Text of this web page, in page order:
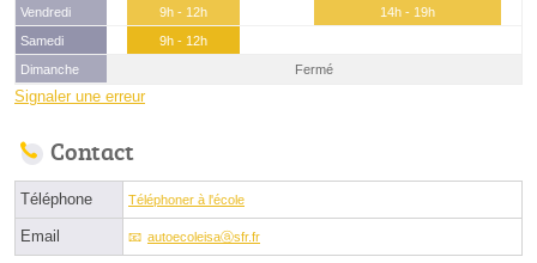
Vendredi
9h - 12h
14h - 19h
Samedi
9h - 12h
Dimanche
Fermé
Signaler une erreur
Contact
Téléphone Téléphoner à l'école
Email autoecoleisaⓐsfr.fr